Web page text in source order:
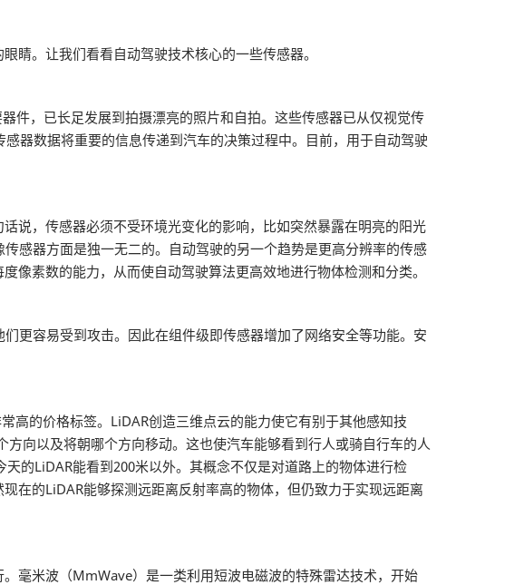
睛。让我们看看自动驾驶技术核心的一些传感器。
件，已长足发展到拍摄漂亮的照片和自拍。这些传感器已从仅视觉传
器数据将重要的信息传递到汽车的决策过程中。目前，用于自动驾驶
说，传感器必须不受环境光变化的影响，比如突然暴露在明亮的阳光
感器方面是独一无二的。自动驾驶的另一个趋势是更高分辨率的传感
像素数的能力，从而使自动驾驶算法更高效地进行物体检测和分类。
更容易受到攻击。因此在组件级即传感器增加了网络安全等功能。安
高的价格标签。LiDAR创造三维点云的能力使它有别于其他感知技
向以及将朝哪个方向移动。这也使汽车能够看到行人或骑自行车的人
的LiDAR能看到200米以外。其概念不仅是对道路上的物体进行检
在的LiDAR能够探测远距离反射率高的物体，但仍致力于实现远距离
毫米波（MmWave）是一类利用短波电磁波的特殊雷达技术，开始